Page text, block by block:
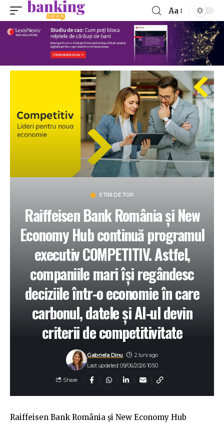
Aa
STIRI DE TOP
Raiffeisen Bank România și New
Economy Hub continuă programul
executiv COMPETITIV. Astfel,
companiile mari își regândesc
deciziile într-o economie în care
carbonul, datele și AI-ul devin
criterii de competitivitate
Last updated: 09/06/2026 10:50
Gabriela Dinu 2 luni ago
Share
Raiffeisen Bank România și New Economy Hub